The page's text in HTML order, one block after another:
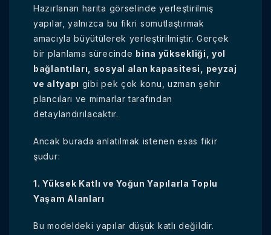
Hazırlanan harita görselinde yerleştirilmiş
yapılar, yalnızca bu fikri somutlaştırmak
amacıyla büyütülerek yerleştirilmiştir. Gerçek
bir planlama sürecinde bina yüksekliği, yol
bağlantıları, sosyal alan kapasitesi, peyzaj
ve altyapı gibi pek çok konu, uzman şehir
plancıları ve mimarlar tarafından
detaylandırılacaktır.
Ancak burada anlatılmak istenen esas fikir
şudur:
1. Yüksek Katlı ve Yoğun Yapılarla Toplu
Yaşam Alanları
Bu modeldeki yapılar düşük katlı değildir.